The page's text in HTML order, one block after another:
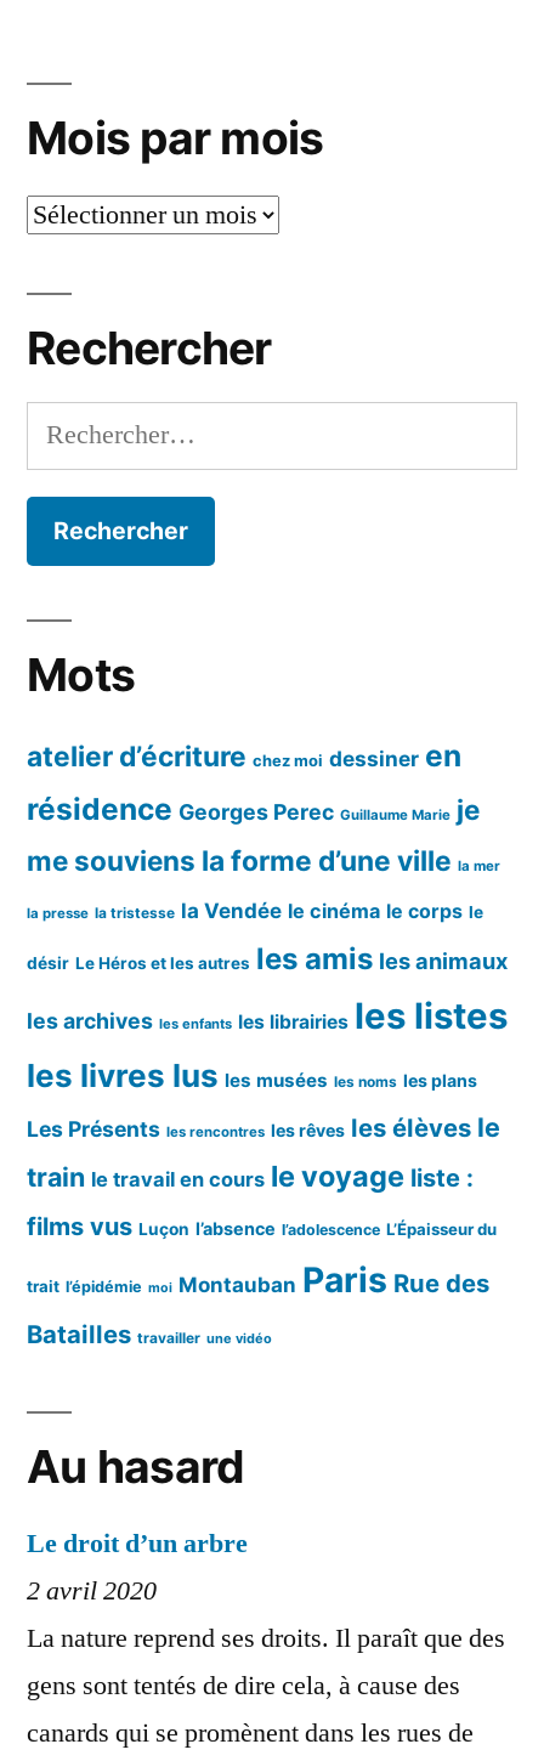
tout
Mois par mois
Mois
Rechercher
Rechercher :
Mots
atelier d’écriture chez moi dessiner en
résidence Georges Perec Guillaume Marie je
me souviens la forme d’une ville la mer
la presse la tristesse la Vendée le cinéma le corps le
désir Le Héros et les autres les amis les animaux
les archives les enfants les librairies les listes
les livres lus les musées les noms les plans
Les Présents les rencontres les rêves les élèves le
train le travail en cours le voyage liste :
films vus Luçon l’absence l’adolescence L’Épaisseur du
trait l’épidémie moi Montauban Paris Rue des
Batailles travailler une vidéo
Au hasard
Le droit d’un arbre
2 avril 2020
La nature reprend ses droits. Il paraît que des
gens sont tentés de dire cela, à cause des
canards qui se promènent dans les rues de